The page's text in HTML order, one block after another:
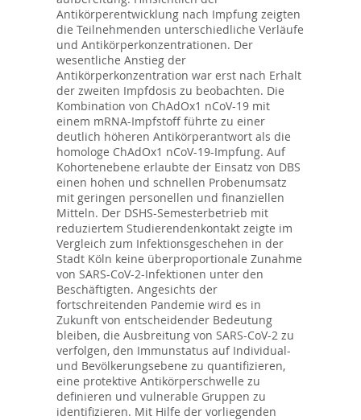
Antikörperentwicklung nach Impfung zeigten
die Teilnehmenden unterschiedliche Verläufe
und Antikörperkonzentrationen. Der
wesentliche Anstieg der
Antikörperkonzentration war erst nach Erhalt
der zweiten Impfdosis zu beobachten. Die
Kombination von ChAdOx1 nCoV-19 mit
einem mRNA-Impfstoff führte zu einer
deutlich höheren Antikörperantwort als die
homologe ChAdOx1 nCoV-19-Impfung. Auf
Kohortenebene erlaubte der Einsatz von DBS
einen hohen und schnellen Probenumsatz
mit geringen personellen und finanziellen
Mitteln. Der DSHS-Semesterbetrieb mit
reduziertem Studierendenkontakt zeigte im
Vergleich zum Infektionsgeschehen in der
Stadt Köln keine überproportionale Zunahme
von SARS-CoV-2-Infektionen unter den
Beschäftigten. Angesichts der
fortschreitenden Pandemie wird es in
Zukunft von entscheidender Bedeutung
bleiben, die Ausbreitung von SARS-CoV-2 zu
verfolgen, den Immunstatus auf Individual-
und Bevölkerungsebene zu quantifizieren,
eine protektive Antikörperschwelle zu
definieren und vulnerable Gruppen zu
identifizieren. Mit Hilfe der vorliegenden